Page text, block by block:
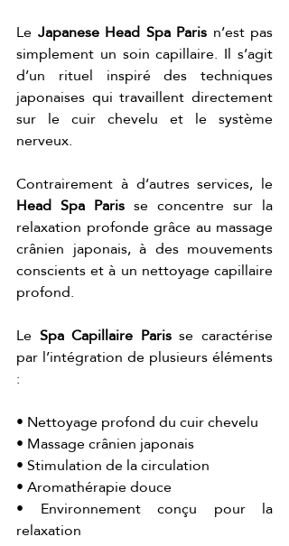
Le Japanese Head Spa Paris n’est pas
simplement un soin capillaire. Il s’agit
d’un rituel inspiré des techniques
japonaises qui travaillent directement
sur le cuir chevelu et le système
nerveux.
Head Spa Paris se concentre sur la
relaxation profonde grâce au massage
crânien japonais, à des mouvements
conscients et à un nettoyage capillaire
profond.
Le Spa Capillaire Paris se caractérise
par l’intégration de plusieurs éléments
:
• Nettoyage profond du cuir chevelu
• Massage crânien japonais
• Stimulation de la circulation
• Aromathérapie douce
• Environnement conçu pour la
relaxation